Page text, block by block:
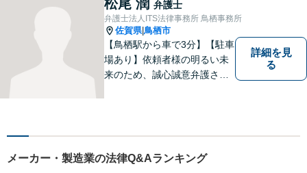
法的サポートを提供し、安定
した経営基盤の構築をお手伝
いいたします。
松尾 潤 弁護士
弁護士法人ITS法律事務所 鳥栖事務所
佐賀県|鳥栖市
【鳥栖駅から車で3分】【駐車
場あり】依頼者様の明るい未
来のため、誠心誠意弁護させ
相続など、幅広い困りごとに
応】
詳細を見
る
メーカー・製造業の法律Q&Aランキング